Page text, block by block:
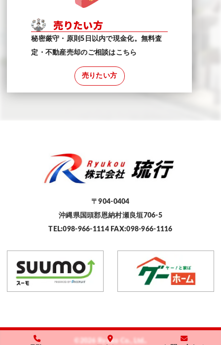
売りたい方
秘密厳守・原則5日以内で現金化。無料査
定・不動産売却のご相談はこちら
売りたい方
〒904-0404
沖縄県国頭郡恩納村瀬良垣706-5
TEL:098-966-1114 FAX:098-966-1116
©2026 Ryuko Co., Ltd..